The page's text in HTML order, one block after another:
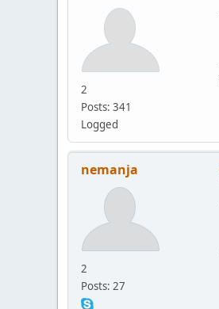
2
Posts: 341
Logged
nemanja
2
Posts: 27